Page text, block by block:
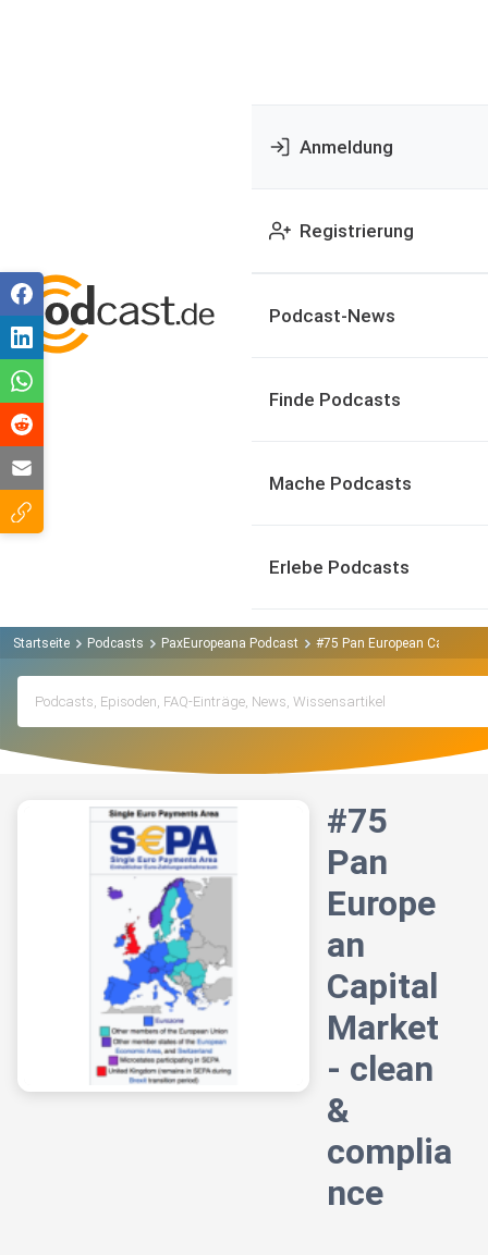
Anmeldung
Registrierung
Podcast-News
Finde Podcasts
Mache Podcasts
Erlebe Podcasts
Startseite Podcasts PaxEuropeana Podcast #75 Pan European Capital
#75
Pan
Europe
an
Capital
Market
- clean
&
complia
nce